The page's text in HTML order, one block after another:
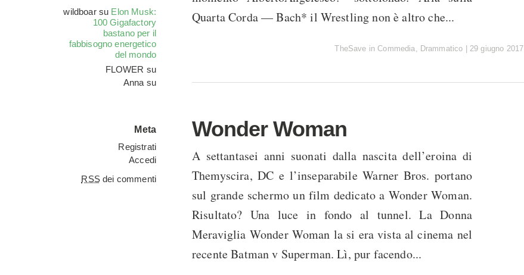
Quarta Corda — Bach* il Wrestling non è altro che...
TheSave inCommedia, Drammatico 29 giugno 2017
Wonder Woman
A settantasei anni suonati dalla nascita dell’eroina di
Themyscira, DC e l’inseparabile Warner Bros. portano
sul grande schermo un film dedicato a Wonder Woman.
Risultato? Una luce in fondo al tunnel. La Donna
Meraviglia Wonder Woman la si era vista al cinema nel
recente Batman v Superman. Lì, pur facendo...
wildboarsu Elon Musk:
100 Gigafactory
bastano per il
fabbisogno energetico
del mondo
FLOWER su
Anna su
Meta
Registrati
Accedi
RSSdei commenti